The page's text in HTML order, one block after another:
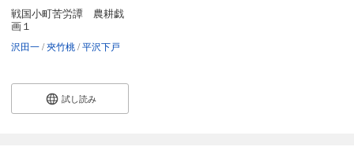
戦国小町苦労譚 農耕戯
画１
沢田一 夾竹桃 平沢下戸
試し読み